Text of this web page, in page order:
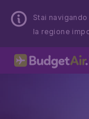
Stai navigando
la regione